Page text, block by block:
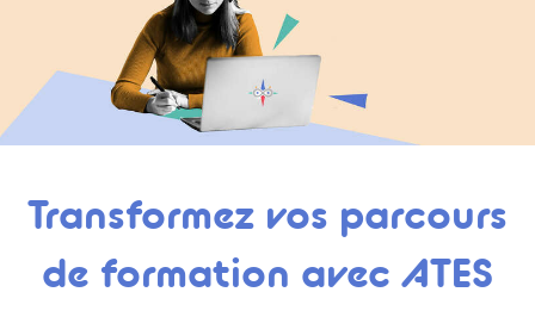
Transformez vos parcours
de formation avec ATES